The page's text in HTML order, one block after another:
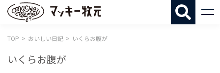
TOP おいしい日記 いくらお腹が
いくらお腹が